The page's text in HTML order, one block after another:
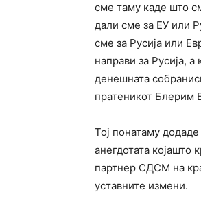
сме таму каде што
дали сме за ЕУ или
сме за Русија или
направи за Русија,
денешната
пратеникот Блерим
Тој понатаму
анегдотата којашто
партнер СДСМ на
уставните измени.